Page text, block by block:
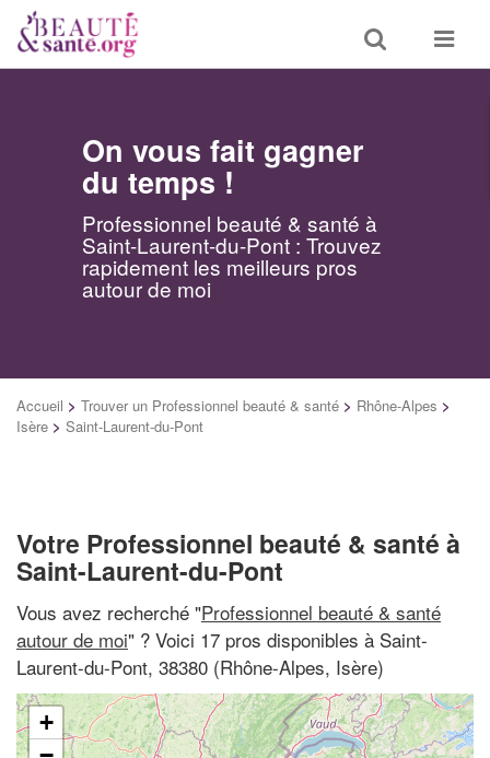
Toggle
search
Toggle
On vous fait gagner
du temps !
Professionnel beauté & santé à
Saint-Laurent-du-Pont : Trouvez
rapidement les meilleurs pros
autour de moi
Accueil > Trouver un Professionnel beauté & santé > Rhône-Alpes >
Isère > Saint-Laurent-du-Pont
Votre Professionnel beauté & santé à
Saint-Laurent-du-Pont
Vous avez recherché "Professionnel beauté & santé
autour de moi" ? Voici 17 pros disponibles à Saint-
Laurent-du-Pont, 38380 (Rhône-Alpes, Isère)
+